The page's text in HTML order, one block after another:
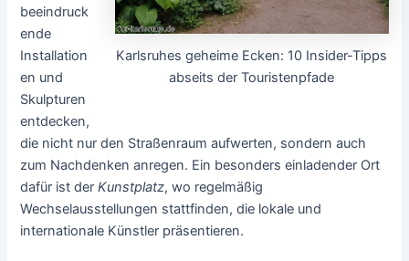
Karlsruhes geheime Ecken: 10 Insider-Tipps
abseits der Touristenpfade
beeindruck
ende
Installation
en und
Skulpturen
entdecken,
die nicht nur den Straßenraum aufwerten, sondern auch
zum Nachdenken anregen. Ein besonders einladender Ort
dafür ist derKunstplatz, wo regelmäßig
Wechselausstellungen stattfinden, die lokale und
internationale Künstler präsentieren.